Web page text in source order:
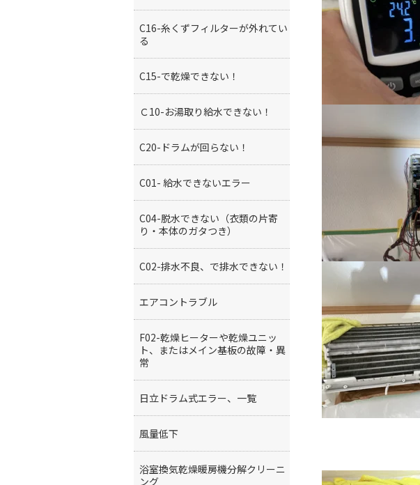
C16-糸くずフィルターが外れてい
る
C15-で乾燥できない！
Ｃ10-お湯取り給水できない！
C20-ドラムが回らない！
C01- 給水できないエラー
C04-脱水できない（衣類の片寄
り・本体のガタつき）
C02-排水不良、で排水できない！
エアコントラブル
F02-乾燥ヒーターや乾燥ユニッ
ト、またはメイン基板の故障・異
常
日立ドラム式エラー、一覧
風量低下
浴室換気乾燥暖房機分解クリーニ
ング